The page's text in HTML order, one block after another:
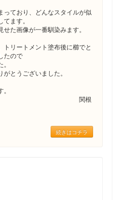
っており、どんなスタイルが似
ます。
た画像が一番馴染みます。
トリートメント塗布後に櫛でと
たので
とうございました。
根
続きはコチラ